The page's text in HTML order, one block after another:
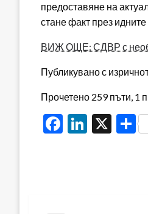
предоставяне на
стане факт през
ВИЖ ОЩЕ: СДВР с
Публикувано с
Прочетено 259 пъти, 1
Facebook
LinkedIn
X